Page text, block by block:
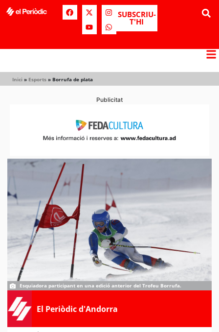
SUBSCRIU-
T'HI
Inici » Esports » Borrufa de plata
Publicitat
Esquiadora participant en una edició anterior del Trofeu Borrufa.
El Periòdic d'Andorra